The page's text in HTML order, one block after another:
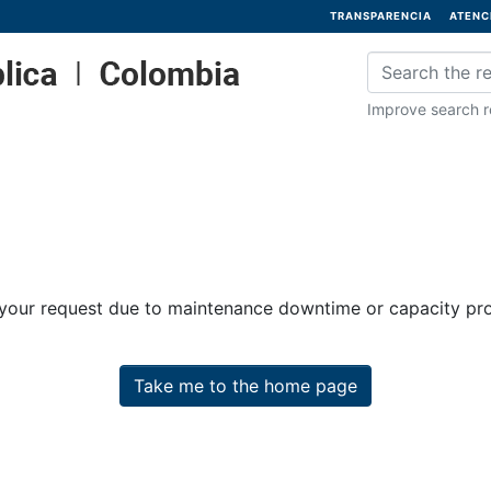
TRANSPARENCIA
Improve search
request due to maintenance downtime or capacity
Take me to the home page